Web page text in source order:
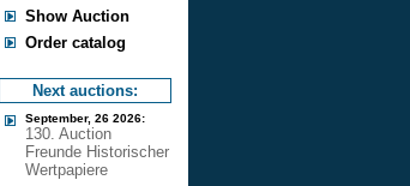
Show Auction
Order catalog
Next auctions:
September, 26 2026:
130. Auction
Freunde Historischer
Wertpapiere